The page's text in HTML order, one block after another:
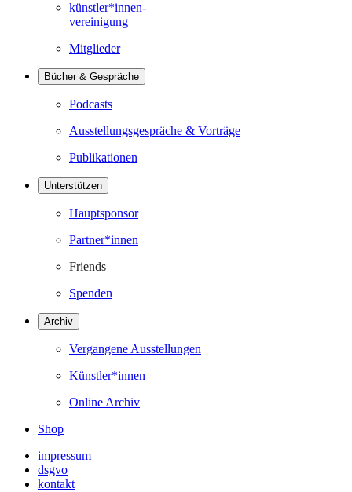
künstler*innen-
vereinigung
Mitglieder
Bücher & Gespräche
Podcasts
Ausstellungsgespräche & Vorträge
Publikationen
Unterstützen
Hauptsponsor
Partner*innen
Friends
Spenden
Archiv
Vergangene Ausstellungen
Künstler*innen
Online Archiv
Shop
impressum
dsgvo
kontakt